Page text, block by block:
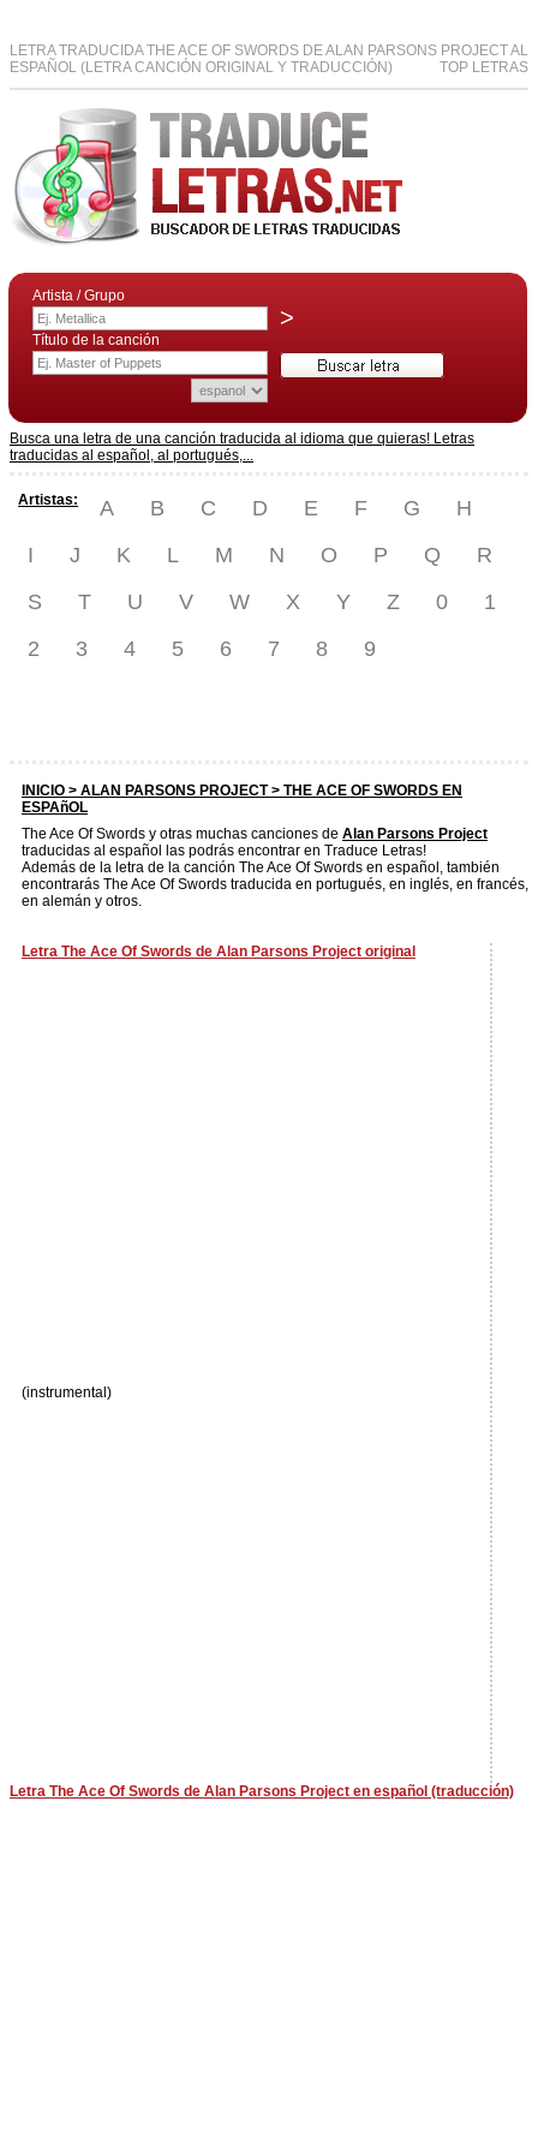
LETRA TRADUCIDA THE ACE OF SWORDS DE ALAN PARSONS PROJECT AL
ESPAÑOL (LETRA CANCIÓN ORIGINAL Y TRADUCCIÓN)
TOP LETRAS
Artista / Grupo
>
Título de la canción
Busca una letra de una canción traducida al idioma que quieras! Letras
traducidas al español, al portugués,...
Artistas: A B C D E F G
H
I
J K L M N O P Q
R
S
T U V W X Y Z 0
1
2
3 4 5 6 7 8 9
INICIO > ALAN PARSONS PROJECT> THE ACE OF SWORDS EN
ESPAñOL
The Ace Of Swords y otras muchas canciones de Alan Parsons Project
traducidas al español las podrás encontrar en Traduce Letras!
Además de la letra de la canción The Ace Of Swords en español, también
encontrarás The Ace Of Swords traducida en portugués, en inglés, en francés,
en alemán y otros.
Letra The Ace Of Swords de Alan Parsons Project original
(instrumental)
Letra The Ace Of Swords de Alan Parsons Project en español (traducción)